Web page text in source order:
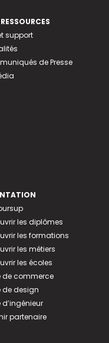
support
de Presse
les diplômes
les formations
les métiers
les écoles
de commerce
de design
d’ingénieur
partenaire